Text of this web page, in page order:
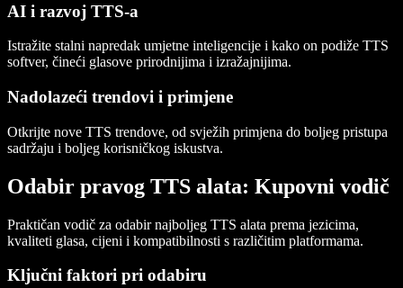
AI i razvoj TTS-a
Istražite stalni napredak umjetne inteligencije i kako on podiže TTS
softver, čineći glasove prirodnijima i izražajnijima.
Nadolazeći trendovi i primjene
Otkrijte nove TTS trendove, od svježih primjena do boljeg pristupa
sadržaju i boljeg korisničkog iskustva.
Odabir pravog TTS alata: Kupovni vodič
Praktičan vodič za odabir najboljeg TTS alata prema jezicima,
kvaliteti glasa, cijeni i kompatibilnosti s različitim platformama.
Ključni faktori pri odabiru